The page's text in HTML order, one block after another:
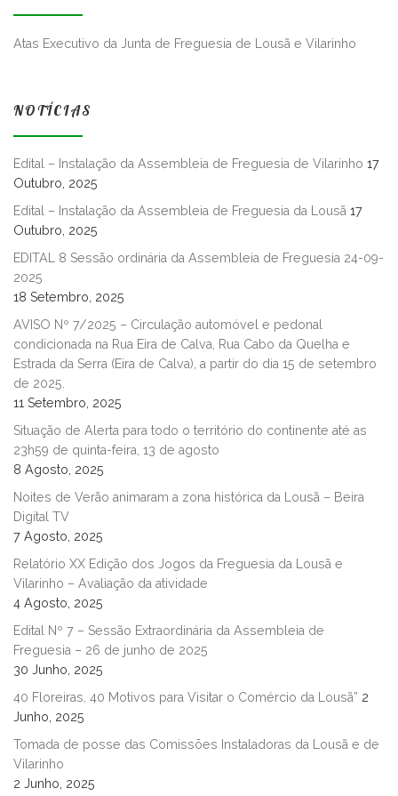
Atas Executivo da Junta de Freguesia de Lousã e Vilarinho
NOTÍCIAS
Edital – Instalação da Assembleia de Freguesia de Vilarinho 17
Outubro, 2025
Edital – Instalação da Assembleia de Freguesia da Lousã 17
Outubro, 2025
EDITAL 8 Sessão ordinária da Assembleia de Freguesia 24-09-
2025
18 Setembro, 2025
AVISO Nº 7/2025 – Circulação automóvel e pedonal
condicionada na Rua Eira de Calva, Rua Cabo da Quelha e
Estrada da Serra (Eira de Calva), a partir do dia 15 de setembro
de 2025.
11 Setembro, 2025
Situação de Alerta para todo o território do continente até as
23h59 de quinta-feira, 13 de agosto
8 Agosto, 2025
Noites de Verão animaram a zona histórica da Lousã – Beira
Digital TV
7 Agosto, 2025
Relatório XX Edição dos Jogos da Freguesia da Lousã e
Vilarinho – Avaliação da atividade
4 Agosto, 2025
Edital Nº 7 – Sessão Extraordinária da Assembleia de
Freguesia – 26 de junho de 2025
30 Junho, 2025
40 Floreiras, 40 Motivos para Visitar o Comércio da Lousã” 2
Junho, 2025
Tomada de posse das Comissões Instaladoras da Lousã e de
Vilarinho
2 Junho, 2025